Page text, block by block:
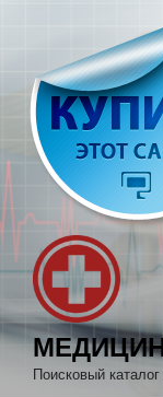
содержимому
Поисковый